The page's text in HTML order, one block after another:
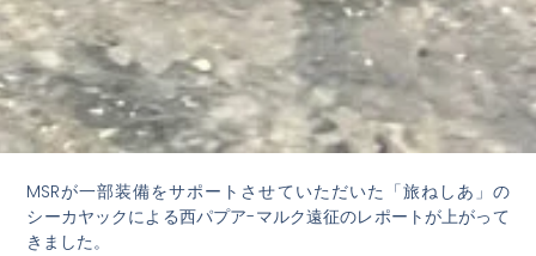
MSRが一部装備をサポートさせていただいた「旅ねしあ」の
シーカヤックによる西パプア-マルク遠征のレポートが上がって
きました。